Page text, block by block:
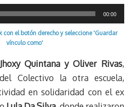
00:00
con el botón derecho y seleccione 'Guardar
vínculo como'
Jhoxy Quintana y Oliver Rivas,
Colectivo la otra escuela,
en solidaridad con el ex